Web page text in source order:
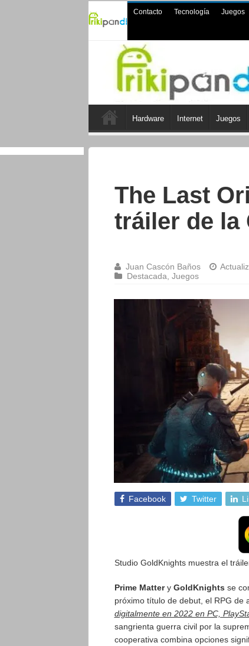
Contacto Tecnología Juegos
Hardware Internet Juegos
The Last
tráiler de la
Juan Cascón Baños
Destacada Juegos
Facebook Twitter
Studio GoldKnights muestra el
Prime MatteryGoldKnights se
próximo título de debut, el RPG de
digitalmente en 2022 en PC,
sangrienta guerra civil por la
cooperativa combina opciones